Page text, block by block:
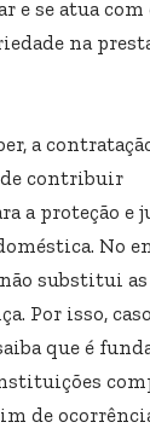
e se atua com
na
a
contribuir
a proteção e
No
substitui as
Por isso,
que é
de